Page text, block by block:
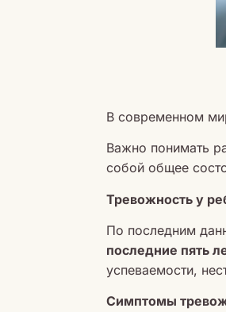
В современном
Важно понимать
собой общее
Тревожность у
По последним
последние пять
успеваемости,
Симптомы